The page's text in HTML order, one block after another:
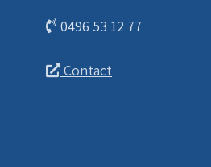
0496 53 12 77
Contact